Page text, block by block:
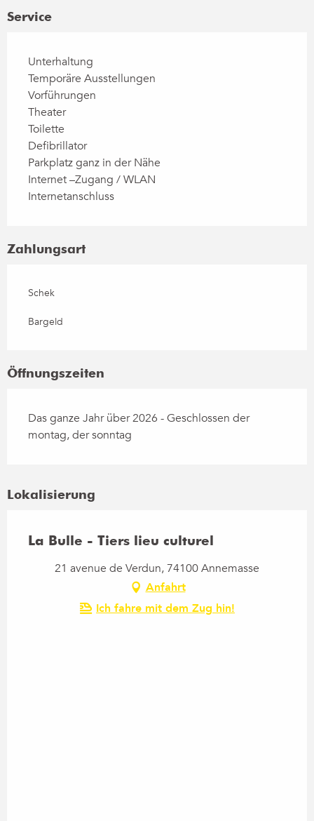
Service
Unterhaltung
Temporäre Ausstellungen
Vorführungen
Theater
Toilette
Defibrillator
Parkplatz ganz in der Nähe
Internet –Zugang / WLAN
Internetanschluss
Zahlungsart
Schek
Bargeld
Öffnungszeiten
Das ganze Jahr über 2026 - Geschlossen der
montag, der sonntag
Lokalisierung
La Bulle - Tiers lieu culturel
21 avenue de Verdun, 74100 Annemasse
Anfahrt
Ich fahre mit dem Zug hin!